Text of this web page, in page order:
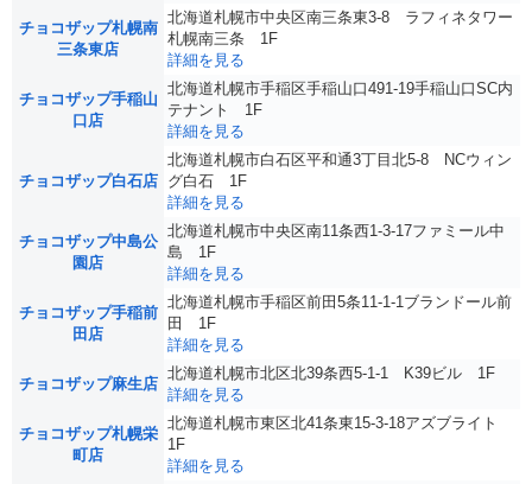
チョコザップ札幌南
三条東店
北海道札幌市中央区南三条東3-8 ラフィネタワー
札幌南三条 1F
詳細を見る
チョコザップ手稲山
口店
北海道札幌市手稲区手稲山口491-19手稲山口SC内
テナント 1F
詳細を見る
チョコザップ白石店
北海道札幌市白石区平和通3丁目北5-8 NCウィン
グ白石 1F
詳細を見る
チョコザップ中島公
園店
北海道札幌市中央区南11条西1-3-17ファミール中
島 1F
詳細を見る
チョコザップ手稲前
田店
北海道札幌市手稲区前田5条11-1-1ブランドール前
田 1F
詳細を見る
チョコザップ麻生店
北海道札幌市北区北39条西5-1-1 K39ビル 1F
詳細を見る
チョコザップ札幌栄
町店
北海道札幌市東区北41条東15-3-18アズブライト
1F
詳細を見る